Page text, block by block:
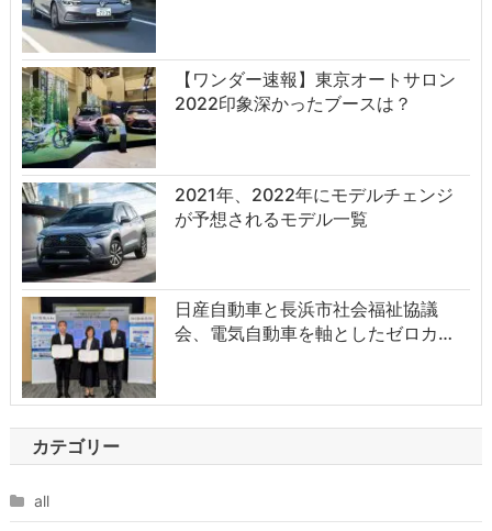
【ワンダー速報】東京オートサロン
2022印象深かったブースは？
2021年、2022年にモデルチェンジ
が予想されるモデル一覧
日産自動車と長浜市社会福祉協議
会、電気自動車を軸としたゼロカ…
カテゴリー
all